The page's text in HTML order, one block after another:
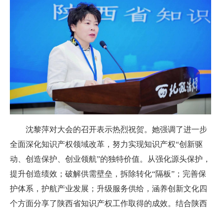
沈黎萍对大会的召开表示热烈祝贺。她强调了进一步
全面深化知识产权领域改革，努力实现知识产权“创新驱
动、创造保护、创业领航”的独特价值。从强化源头保护，
提升创造绩效；破解供需壁垒，拆除转化“隔板”；完善保
护体系，护航产业发展；升级服务供给，涵养创新文化四
个方面分享了陕西省知识产权工作取得的成效。结合陕西